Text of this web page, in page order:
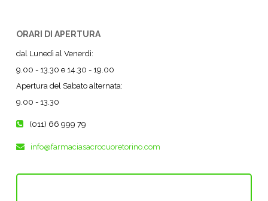
ORARI DI APERTURA
dal Lunedì al Venerdì:
9.00 - 13.30 e 14.30 - 19.00
Apertura del Sabato alternata:
9.00 - 13.30
(011) 66 999 79
info@farmaciasacrocuoretorino.com